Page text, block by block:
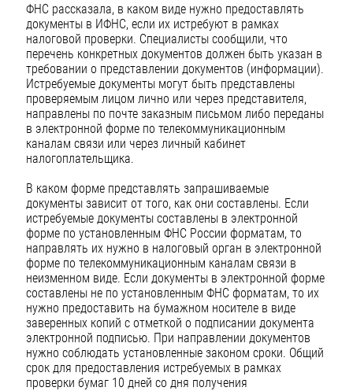
ФНС рассказала, в каком виде нужно предоставлять
документы в ИФНС, если их истребуют в рамках
налоговой проверки. Специалисты сообщили, что
перечень конкретных документов должен быть указан в
требовании о представлении документов (информации).
Истребуемые документы могут быть представлены
проверяемым лицом лично или через представителя,
направлены по почте заказным письмом либо переданы
в электронной форме по телекоммуникационным
каналам связи или через личный кабинет
налогоплательщика.
В каком форме представлять запрашиваемые
документы зависит от того, как они составлены. Если
истребуемые документы составлены в электронной
форме по установленным ФНС России форматам, то
направлять их нужно в налоговый орган в электронной
форме по телекоммуникационным каналам связи в
неизменном виде. Если документы в электронной форме
составлены не по установленным ФНС форматам, то их
нужно предоставить на бумажном носителе в виде
заверенных копий с отметкой о подписании документа
электронной подписью. При направлении документов
нужно соблюдать установленные законом сроки. Общий
срок для предоставления истребуемых в рамках
проверки бумаг 10 дней со дня получения